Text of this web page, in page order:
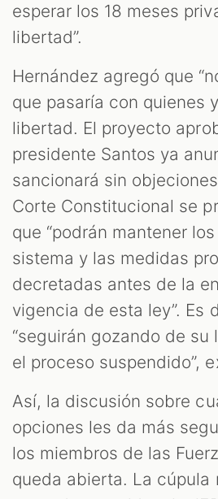
esperar los 18 meses
libertad”.
Hernández agregó que
que pasaría con quienes
libertad. El proyecto
presidente Santos ya
sancionará sin
Corte Constitucional se
que “podrán mantener
sistema y las medidas
decretadas antes de la
vigencia de esta ley”. Es
“seguirán gozando de
el proceso suspendido”,
Así, la discusión sobre
opciones les da más
los miembros de las
queda abierta. La cúpula